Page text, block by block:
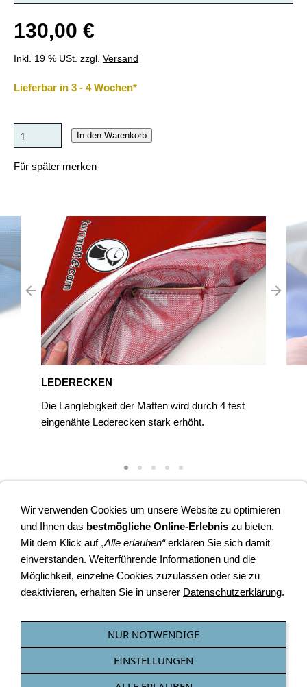
130,00 €
Inkl. 19 % USt. zzgl. Versand
Lieferbar in 3 - 4 Wochen*
In den Warenkorb
Für später merken
LEDERECKEN
Die Langlebigkeit der Matten wird durch 4 fest
eingenähte Lederecken stark erhöht.
geräteturnmatte + geräteturnmatten preiswert + turnmatte +
sportmatte + vereinssport + toberaum + kindergarten +
VERTRAG WIDERRUFEN
DatenschutzWiderrufsrecht
Wir verwenden Cookies um unsere Website zu optimieren
und Ihnen das bestmögliche Online-Erlebnis zu bieten.
Mit dem Klick auf„Alle erlauben“erklären Sie sich damit
einverstanden. Weiterführende Informationen und die
Möglichkeit, einzelne Cookies zuzulassen oder sie zu
deaktivieren, erhalten Sie in unserer Datenschutzerklärung.
NUR NOTWENDIGE
EINSTELLUNGEN